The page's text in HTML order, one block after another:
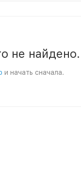
не найдено.
и начать сначала.